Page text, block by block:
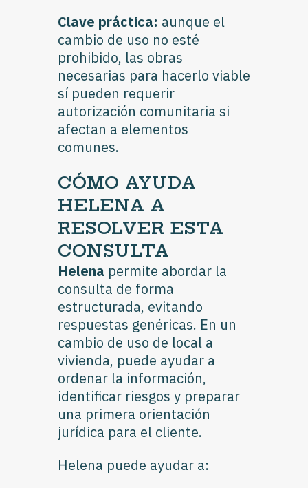
Clave práctica: aunque el
cambio de uso no esté
prohibido, las obras
necesarias para hacerlo viable
sí pueden requerir
autorización comunitaria si
afectan a elementos
comunes.
CÓMO AYUDA
HELENA A
RESOLVER ESTA
CONSULTA
Helena permite abordar la
consulta de forma
estructurada, evitando
respuestas genéricas. En un
cambio de uso de local a
vivienda, puede ayudar a
ordenar la información,
identificar riesgos y preparar
una primera orientación
jurídica para el cliente.
Helena puede ayudar a: